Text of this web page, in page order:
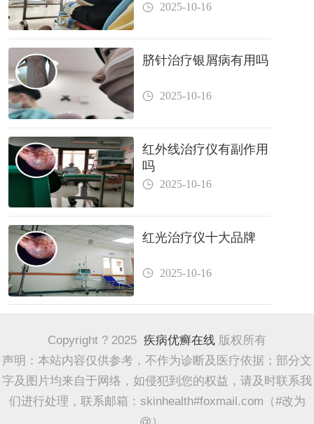
2025-10-16
脐针治疗银屑病有用吗
2025-10-16
红外线治疗仪有副作用
吗
2025-10-16
红光治疗仪十大品牌
2025-10-16
Copyright ? 2025 疾病优癣在线 版权所有
声明：本站内容仅供参考，不作为诊断及医疗依据；部分文
字及图片均来自于网络，如侵犯到您的权益，请及时联系我
们进行处理，联系邮箱：skinhealth#foxmail.com（#改为